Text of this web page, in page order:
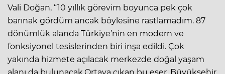
Vali Doğan, “10 yıllık görevim boyunca pek çok
barınak gördüm ancak böylesine rastlamadım. 87
dönümlük alanda Türkiye’nin en modern ve
fonksiyonel tesislerinden biri inşa edildi. Çok
yakında hizmete açılacak merkezde doğal yaşam
alanı da bulunacak.Ortaya çıkan bu eser, Büyükşehir